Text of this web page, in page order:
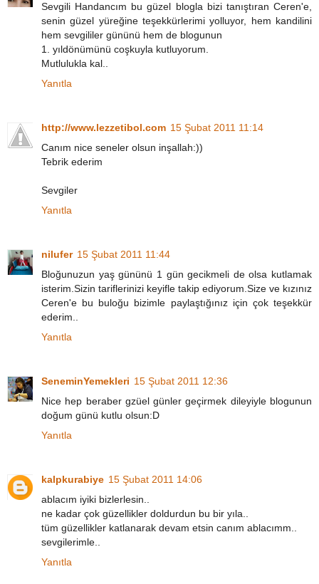
Sevgili Handancım bu güzel blogla bizi tanıştıran Ceren'e,
senin güzel yüreğine teşekkürlerimi yolluyor, hem kandilini
hem sevgililer gününü hem de blogunun
1. yıldönümünü coşkuyla kutluyorum.
Mutlulukla kal..
Yanıtla
http://www.lezzetibol.com 15 Şubat 2011 11:14
Canım nice seneler olsun inşallah:))
Tebrik ederim
Sevgiler
Yanıtla
nilufer 15 Şubat 2011 11:44
Bloğunuzun yaş gününü 1 gün gecikmeli de olsa kutlamak
isterim.Sizin tariflerinizi keyifle takip ediyorum.Size ve kızınız
Ceren'e bu buloğu bizimle paylaştığınız için çok teşekkür
ederim..
Yanıtla
SeneminYemekleri 15 Şubat 2011 12:36
Nice hep beraber gzüel günler geçirmek dileyiyle blogunun
doğum günü kutlu olsun:D
Yanıtla
kalpkurabiye 15 Şubat 2011 14:06
ablacım iyiki bizlerlesin..
ne kadar çok güzellikler doldurdun bu bir yıla..
tüm güzellikler katlanarak devam etsin canım ablacımm..
sevgilerimle..
Yanıtla